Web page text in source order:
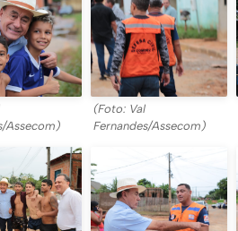
Assecom)
(Foto: Val
Fernandes/Assecom)